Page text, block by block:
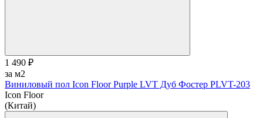
1 490 ₽
за м2
Виниловый пол Icon Floor Purple LVT Дуб Фостер PLVT-203
Icon Floor
(Китай)